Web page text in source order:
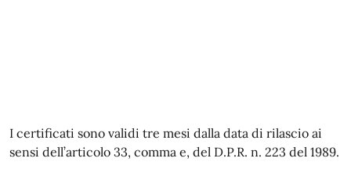
I certificati sono validi tre mesi dalla data di rilascio ai
sensi dell’articolo 33, comma e, del D.P.R. n. 223 del 1989.